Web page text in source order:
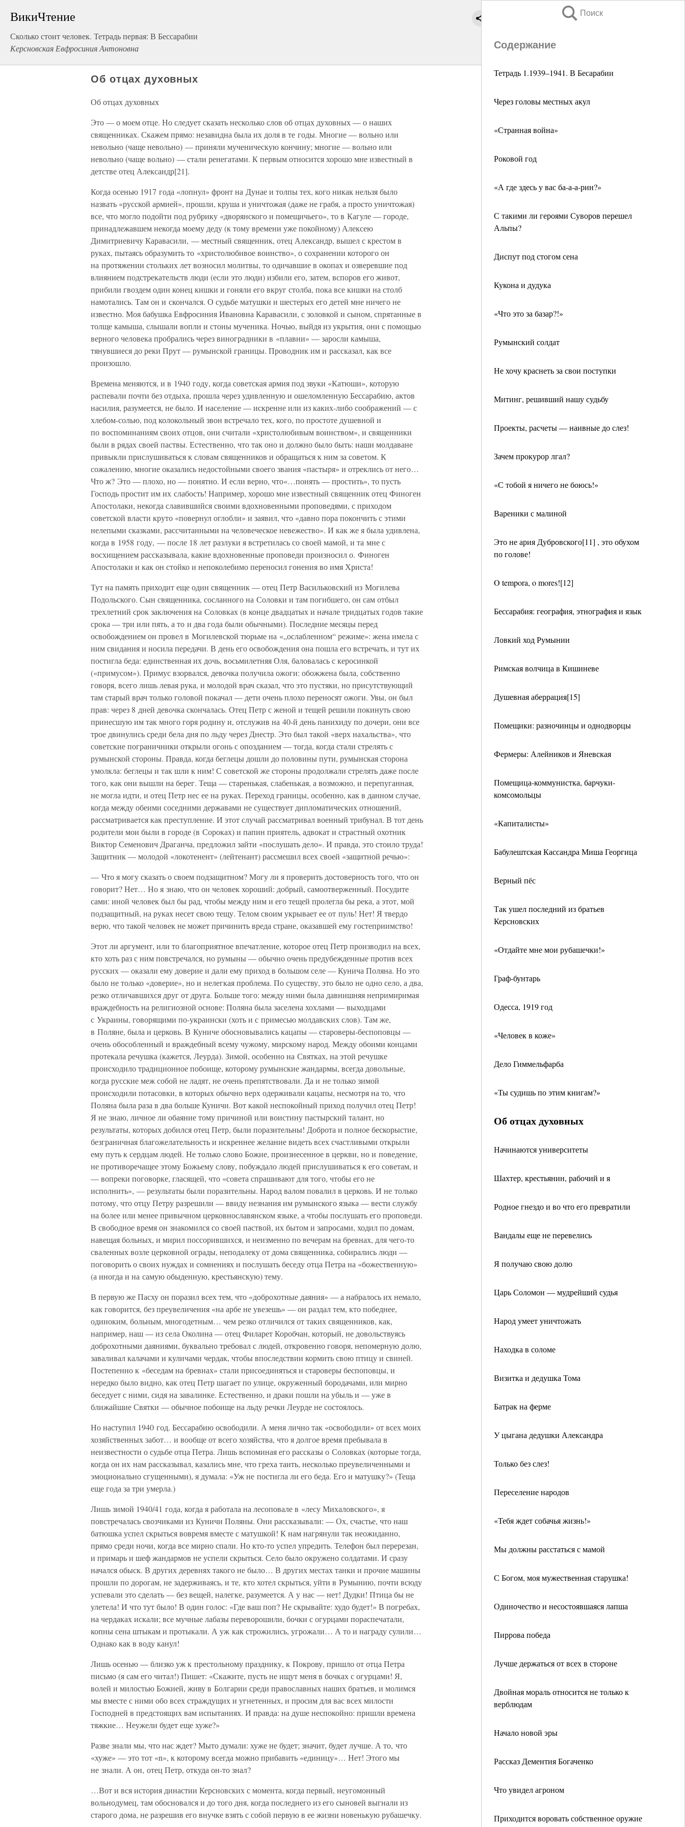
ВикиЧтение
Сколько стоит человек. Тетрадь первая: В Бессарабии
Керсновская Евфросиния Антоновна
Поиск
Содержание
Тетрадь 1.1939–1941. В Бесарабии
Через головы местных акул
«Странная война»
Роковой год
«А где здесь у вас ба-а-а-рин?»
С такими ли героями Суворов перешел
Альпы?
Диспут под стогом сена
Кукона и дудука
«Что это за базар?!»
Румынский солдат
Не хочу краснеть за свои поступки
Митинг, решивший нашу судьбу
Проекты, расчеты — наивные до слез!
Зачем прокурор лгал?
«С тобой я ничего не боюсь!»
Вареники с малиной
Это не ария Дубровского[11] , это обухом
по голове!
O tempora, o mores![12]
Бессарабия: география, этнография и язык
Ловкий ход Румынии
Римская волчица в Кишиневе
Душевная аберрация[15]
Помещики: разночинцы и однодворцы
Фермеры: Алейников и Яневская
Помещица-коммунистка, барчуки-
комсомольцы
«Капиталисты»
Бабулештская Кассандра Миша Георгица
Верный пёс
Так ушел последний из братьев
Керсновских
«Отдайте мне мои рубашечки!»
Граф-бунтарь
Одесса, 1919 год
«Человек в коже»
Дело Гиммельфарба
«Ты судишь по этим книгам?»
Об отцах духовных
Начинаются университеты
Шахтер, крестьянин, рабочий и я
Родное гнездо и во что его превратили
Вандалы еще не перевелись
Я получаю свою долю
Царь Соломон — мудрейший судья
Народ умеет уничтожать
Находка в соломе
Визитка и дедушка Тома
Батрак на ферме
У цыгана дедушки Александра
Только без слез!
Переселение народов
«Тебя ждет собачья жизнь!»
Мы должны расстаться с мамой
С Богом, моя мужественная старушка!
Одиночество и несостоявшаяся лапша
Пиррова победа
Лучше держаться от всех в стороне
Двойная мораль относится не только к
верблюдам
Начало новой эры
Рассказ Дементия Богаченко
Что увидел агроном
Приходится воровать собственное оружие
Об отцах духовных
Об отцах духовных
Это — о моем отце. Но следует сказать несколько слов об отцах духовных — о наших
священниках. Скажем прямо: незавидна была их доля в те годы. Многие — вольно или
невольно (чаще невольно) — приняли мученическую кончину; многие — вольно или
невольно (чаще вольно) — стали ренегатами. К первым относится хорошо мне известный в
детстве отец Александр[21].
Когда осенью 1917 года «лопнул» фронт на Дунае и толпы тех, кого никак нельзя было
назвать «русской армией», прошли, круша и уничтожая (даже не грабя, а просто уничтожая)
все, что могло подойти под рубрику «дворянского и помещичьего», то в Кагуле — городе,
принадлежавшем некогда моему деду (к тому времени уже покойному) Алексею
Димитриевичу Каравасили, — местный священник, отец Александр, вышел с крестом в
руках, пытаясь образумить то «христолюбивое воинство», о сохранении которого он
на протяжении стольких лет возносил молитвы, то одичавшие в окопах и озверевшие под
влиянием подстрекательств люди (если это люди) избили его, затем, вспоров его живот,
прибили гвоздем один конец кишки и гоняли его вкруг столба, пока все кишки на столб
намотались. Там он и скончался. О судьбе матушки и шестерых его детей мне ничего не
известно. Моя бабушка Евфросиния Ивановна Каравасили, с золовкой и сыном, спрятанные в
толще камыша, слышали вопли и стоны мученика. Ночью, выйдя из укрытия, они с помощью
верного человека пробрались через виноградники в «плавни» — заросли камыша,
тянувшиеся до реки Прут — румынской границы. Проводник им и рассказал, как все
произошло.
Времена меняются, и в 1940 году, когда советская армия под звуки «Катюши», которую
распевали почти без отдыха, прошла через удивленную и ошеломленную Бессарабию, актов
насилия, разумеется, не было. И население — искренне или из каких-либо соображений — с
хлебом-солью, под колокольный звон встречало тех, кого, по простоте душевной и
по воспоминаниям своих отцов, они считали «христолюбивым воинством», и священники
были в рядах своей паствы. Естественно, что так оно и должно было быть: наши молдаване
привыкли прислушиваться к словам священников и обращаться к ним за советом. К
сожалению, многие оказались недостойными своего звания «пастыря» и отреклись от него…
Что ж? Это — плохо, но — понятно. И если верно, что«…понять — простить», то пусть
Господь простит им их слабость! Например, хорошо мне известный священник отец Финоген
Апостолаки, некогда славившийся своими вдохновенными проповедями, с приходом
советской власти круто «повернул оглобли» и заявил, что «давно пора покончить с этими
нелепыми сказками, рассчитанными на человеческое невежество». И как же я была удивлена,
когда в 1958 году, — после 18 лет разлуки я встретилась со своей мамой, и та мне с
восхищением рассказывала, какие вдохновенные проповеди произносил о. Финоген
Апостолаки и как он стойко и непоколебимо переносил гонения во имя Христа!
Тут на память приходит еще один священник — отец Петр Васильковский из Могилева
Подольского. Сын священника, сосланного на Соловки и там погибшего, он сам отбыл
трехлетний срок заключения на Соловках (в конце двадцатых и начале тридцатых годов такие
срока — три или пять, а то и два года были обычными). Последние месяцы перед
освобождением он провел в Могилевской тюрьме на «„ослабленном“ режиме»: жена имела с
ним свидания и носила передачи. В день его освобождения она пошла его встречать, и тут их
постигла беда: единственная их дочь, восьмилетняя Оля, баловалась с керосинкой
(«примусом»). Примус взорвался, девочка получила ожоги: обожжена была, собственно
говоря, всего лишь левая рука, и молодой врач сказал, что это пустяки, но присутствующий
там старый врач только головой покачал — дети очень плохо переносят ожоги. Увы, он был
прав: через 8 дней девочка скончалась. Отец Петр с женой и тещей решили покинуть свою
принесшую им так много горя родину и, отслужив на 40-й день панихиду по дочери, они все
трое двинулись среди бела дня по льду через Днестр. Это был такой «верх нахальства», что
советские пограничники открыли огонь с опозданием — тогда, когда стали стрелять с
румынской стороны. Правда, когда беглецы дошли до половины пути, румынская сторона
умолкла: беглецы и так шли к ним! С советской же стороны продолжали стрелять даже после
того, как они вышли на берег. Теща — старенькая, слабенькая, а возможно, и перепуганная,
не могла идти, и отец Петр нес ее на руках. Переход границы, особенно, как в данном случае,
когда между обеими соседними державами не существует дипломатических отношений,
рассматривается как преступление. И этот случай рассматривал военный трибунал. В тот день
родители мои были в городе (в Сороках) и папин приятель, адвокат и страстный охотник
Виктор Семенович Драганча, предложил зайти «послушать дело». И правда, это стоило труда!
Защитник — молодой «локотенент» (лейтенант) рассмешил всех своей «защитной речью»:
— Что я могу сказать о своем подзащитном? Могу ли я проверить достоверность того, что он
говорит? Нет… Но я знаю, что он человек хороший: добрый, самоотверженный. Посудите
сами: иной человек был бы рад, чтобы между ним и его тещей пролегла бы река, а этот, мой
подзащитный, на руках несет свою тещу. Телом своим укрывает ее от пуль! Нет! Я твердо
верю, что такой человек не может причинить вреда стране, оказавшей ему гостеприимство!
Этот ли аргумент, или то благоприятное впечатление, которое отец Петр производил на всех,
кто хоть раз с ним повстречался, но румыны — обычно очень предубежденные против всех
русских — оказали ему доверие и дали ему приход в большом селе — Кунича Поляна. Но это
было не только «доверие», но и нелегкая проблема. По существу, это было не одно село, а два,
резко отличавшихся друг от друга. Больше того: между ними была давнишняя непримиримая
враждебность на религиозной основе: Поляна была заселена хохлами — выходцами
с Украины, говорящими по-украински (хоть и с примесью молдавских слов). Там же,
в Поляне, была и церковь. В Куниче обосновывались кацапы — староверы-беспоповцы —
очень обособленный и враждебный всему чужому, мирскому народ. Между обоими концами
протекала речушка (кажется, Леурда). Зимой, особенно на Святках, на этой речушке
происходило традиционное побоище, которому румынские жандармы, всегда довольные,
когда русские меж собой не ладят, не очень препятствовали. Да и не только зимой
происходили потасовки, в которых обычно верх одерживали кацапы, несмотря на то, что
Поляна была раза в два больше Куничи. Вот какой неспокойный приход получил отец Петр!
Я не знаю, личное ли обаяние тому причиной или воистину пастырский талант, но
результаты, которых добился отец Петр, были поразительны! Доброта и полное бескорыстие,
безграничная благожелательность и искреннее желание видеть всех счастливыми открыли
ему путь к сердцам людей. Не только слово Божие, произнесенное в церкви, но и поведение,
не противоречащее этому Божьему слову, побуждало людей прислушиваться к его советам, и
— вопреки поговорке, гласящей, что «совета спрашивают для того, чтобы его не
исполнить», — результаты были поразительны. Народ валом повалил в церковь. И не только
потому, что отцу Петру разрешили — ввиду незнания им румынского языка — вести службу
на более или менее привычном церковнославянском языке, а чтобы послушать его проповеди.
В свободное время он знакомился со своей паствой, их бытом и запросами, ходил по домам,
навещая больных, и мирил поссорившихся, и неизменно по вечерам на бревнах, для чего-то
сваленных возле церковной ограды, неподалеку от дома священника, собирались люди —
поговорить о своих нуждах и сомнениях и послушать беседу отца Петра на «божественную»
(а иногда и на самую обыденную, крестьянскую) тему.
В первую же Пасху он поразил всех тем, что «доброхотные даяния» — а набралось их немало,
как говорится, без преувеличения «на арбе не увезешь» — он раздал тем, кто победнее,
одиноким, больным, многодетным… чем резко отличился от таких священников, как,
например, наш — из села Околина — отец Филарет Коробчан, который, не довольствуясь
доброхотными даяниями, буквально требовал с людей, откровенно говоря, непомерную долю,
заваливал калачами и куличами чердак, чтобы впоследствии кормить свою птицу и свиней.
Постепенно к «беседам на бревнах» стали присоединяться и староверы беспоповцы, и
нередко было видно, как отец Петр шагает по улице, окруженный бородачами, или мирно
беседует с ними, сидя на завалинке. Естественно, и драки пошли на убыль и — уже в
ближайшие Святки — обычное побоище на льду речки Леурде не состоялось.
Но наступил 1940 год. Бессарабию освободили. А меня лично так «освободили» от всех моих
хозяйственных забот… и вообще от всего хозяйства, что я долгое время пребывала в
неизвестности о судьбе отца Петра. Лишь вспоминая его рассказы о Соловках (которые тогда,
когда он их нам рассказывал, казались мне, что греха таить, несколько преувеличенными и
эмоционально сгущенными), я думала: «Уж не постигла ли его беда. Его и матушку?» (Теща
еще года за три умерла.)
Лишь зимой 1940/41 года, когда я работала на лесоповале в «лесу Михаловского», я
повстречалась свозчиками из Куничи Поляны. Они рассказывали: — Ох, счастье, что наш
батюшка успел скрыться вовремя вместе с матушкой! К нам нагрянули так неожиданно,
прямо среди ночи, когда все мирно спали. Но кто-то успел упредить. Телефон был перерезан,
и примарь и шеф жандармов не успели скрыться. Село было окружено солдатами. И сразу
начался обыск. В других деревнях такого не было… В других местах танки и прочие машины
прошли по дорогам, не задерживаясь, и те, кто хотел скрыться, уйти в Румынию, почти всюду
успевали это сделать — без вещей, налегке, разумеется. А у нас — нет! Дудки! Птица бы не
улетела! И что тут было! В один голос: «Где ваш поп? Не скрывайте: худо будет!» В погребах,
на чердаках искали; все мучные лабазы переворошили, бочки с огурцами пораспечатали,
копны сена штыкам и протыкали. А уж как строжились, угрожали… А то и награду сулили…
Однако как в воду канул!
Лишь осенью — близко уж к престольному празднику, к Покрову, пришло от отца Петра
письмо (я сам его читал!) Пишет: «Скажите, пусть не ищут меня в бочках с огурцами! Я,
волей и милостью Божией, живу в Болгарии среди православных наших братьев, и молимся
мы вместе с ними обо всех страждущих и угнетенных, и просим для вас всех милости
Господней в предстоящих вам испытаниях. И правда: на душе неспокойно: пришли времена
тяжкие… Неужели будет еще хуже?»
Разве знали мы, что нас ждет? Мыто думали: хуже не будет; значит, будет лучше. А то, что
«хуже» — это тот «n», к которому всегда можно прибавить «единицу»… Нет! Этого мы
не знали. А он, отец Петр, откуда он-то знал?
…Вот и вся история династии Керсновских с момента, когда первый, неугомонный
вольнодумец, там обосновался и до того дня, когда последнего из его сыновей выгнали из
старого дома, не разрешив его внучке взять с собой первую в ее жизни новенькую рубашечку.